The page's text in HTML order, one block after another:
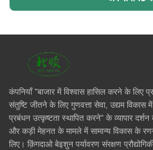
कंपनियाँ "बाजार में विश्वास हासिल करने के लिए
संतुष्टि जीतने के लिए गुणवत्ता सेवा, उद्यम विकास
प्रबंधन उत्कृष्टता स्थापित करने" के व्यापार
और कड़ी मेहनत के मामले में सामान्य विकास के
लिए। क़िंगदाओ बेइशुन पर्यावरण संरक्षण